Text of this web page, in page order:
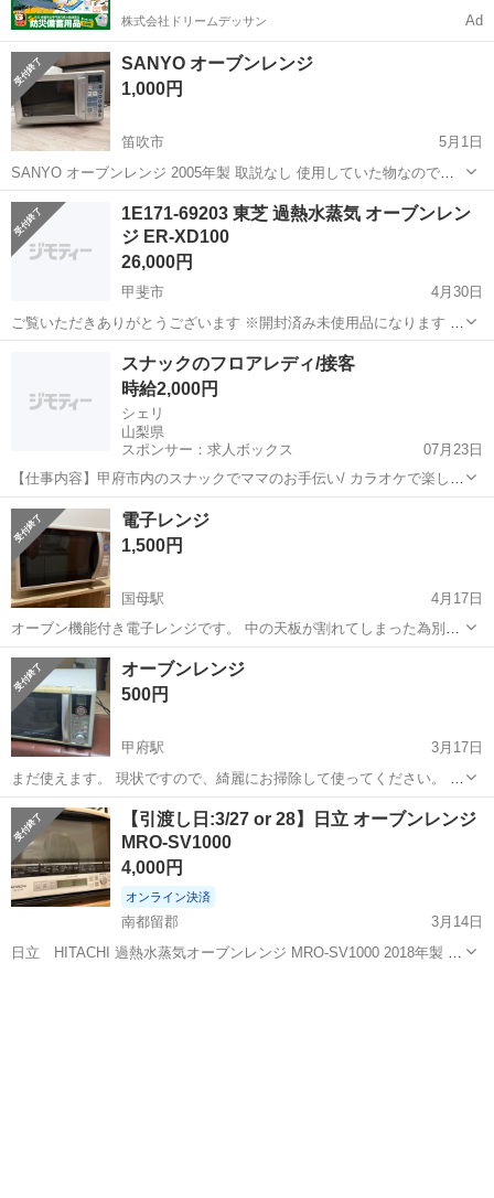
株式会社ドリームデッサン Ad
SANYO オーブンレンジ
1,000円
笛吹市
5月1日
SANYO オーブンレンジ 2005年製 取説なし 使用していた物なので、
使用感汚れあります。 ひと通り掃除してますが、長年の油汚れなど残
ってる部分があります。 自分で綺麗にできる方、使えれば大丈夫とい
う方よろしくお願...
山梨 SANYO
1E171-69203 東芝 過熱水蒸気 オーブンレン
ジ ER-XD100
26,000円
甲斐市
4月30日
ご覧いただきありがとうございます ※開封済み未使用品になります ※
商品は、問題ございません ※参考価格/33,998円 商品の特徴 石窯おま
かせ焼きで、今日の料理がごちそうになる！ 庫内まるごと遠赤 高精
キッチン家電 スチーム
スナックのフロアレディ/接客
時給2,000円
シェリ
山梨県
スポンサー：求人ボックス
07月23日
【仕事内容】甲府市内のスナックでママのお手伝い/ カラオケで楽しく
盛り上がる 普通のスナックでの簡単な接客です。 お酒を作り、カラオ
ケの手伝い、 歌ったり飲んだり踊ったりと お客様とおしゃべりしなが
ら 楽しく過ごしてくださいね。...
アルバイト・パート
電子レンジ
1,500円
国母駅
4月17日
オーブン機能付き電子レンジです。 中の天板が割れてしまった為別の
天板で代用して使用していました。 動作については問題なし。 25日ま
でに取りに来てくださる方でお願いします。
山梨 甲府市 国母駅 キッチン家電
オーブンレンジ
500円
甲府駅
3月17日
まだ使えます。 現状ですので、綺麗にお掃除して使ってください。 欲
しい方どうぞ。
山梨 甲府市 甲府駅 キッチン家電 現状
【引渡し日:3/27 or 28】日立 オーブンレンジ
MRO-SV1000
4,000円
オンライン決済
南都留郡
3月14日
日立 HITACHI 過熱水蒸気オーブンレンジ MRO-SV1000 2018年製 天